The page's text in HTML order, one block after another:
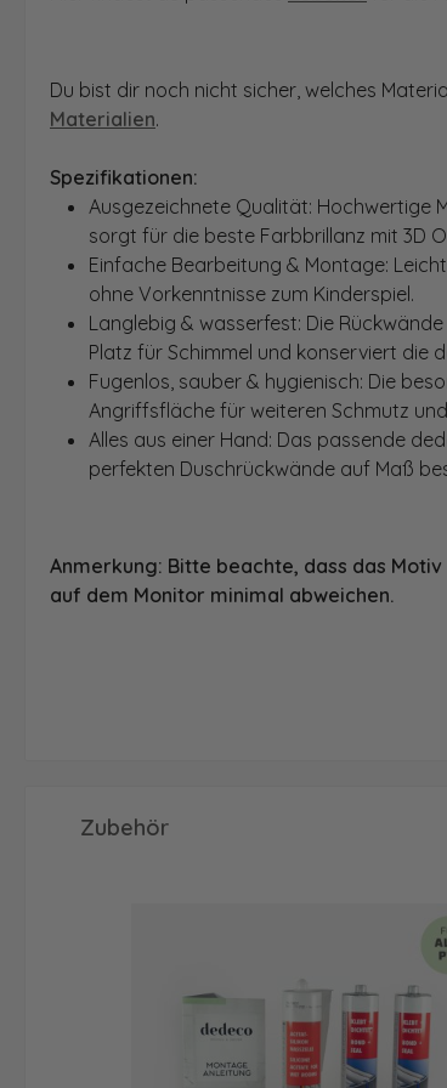
Du bist dir noch nicht sicher, welches
Materialien.
Spezifikationen:
Ausgezeichnete Qualität: Hochwertige
sorgt für die beste Farbbrillanz mit 3D
Einfache Bearbeitung & Montage:
ohne Vorkenntnisse zum Kinderspiel.
Langlebig & wasserfest: Die
Platz für Schimmel und konserviert die
Fugenlos, sauber & hygienisch: Die
Angriffsfläche für weiteren Schmutz
Alles aus einer Hand: Das passende
perfekten Duschrückwände auf Maß
Anmerkung: Bitte beachte, dass das
auf dem Monitor minimal abweichen.
Produktgalerie überspringen
Zubehör